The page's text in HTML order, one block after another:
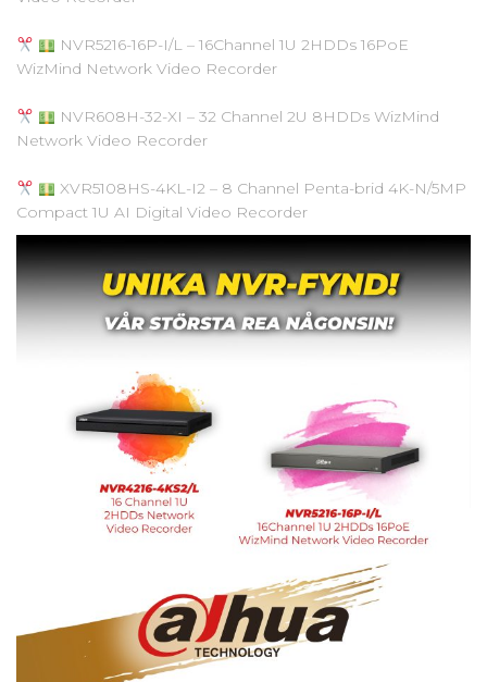
NVR5216-16P-I/L – 16Channel 1U 2HDDs 16PoE
WizMind Network Video Recorder
NVR608H-32-XI – 32 Channel 2U 8HDDs WizMind
Network Video Recorder
XVR5108HS-4KL-I2 – 8 Channel Penta-brid 4K-N/5MP
Compact 1U AI Digital Video Recorder